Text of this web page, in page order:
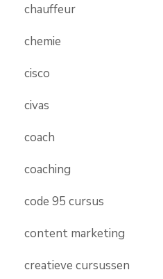
chauffeur
chemie
cisco
civas
coach
coaching
code 95 cursus
content marketing
creatieve cursussen